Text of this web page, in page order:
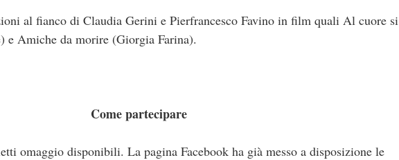
al fianco di Claudia Gerini e Pierfrancesco Favino in film quali Al cuore si
e Amiche da morire (Giorgia Farina).
Come partecipare
omaggio disponibili. La pagina Facebook ha già messo a disposizione le